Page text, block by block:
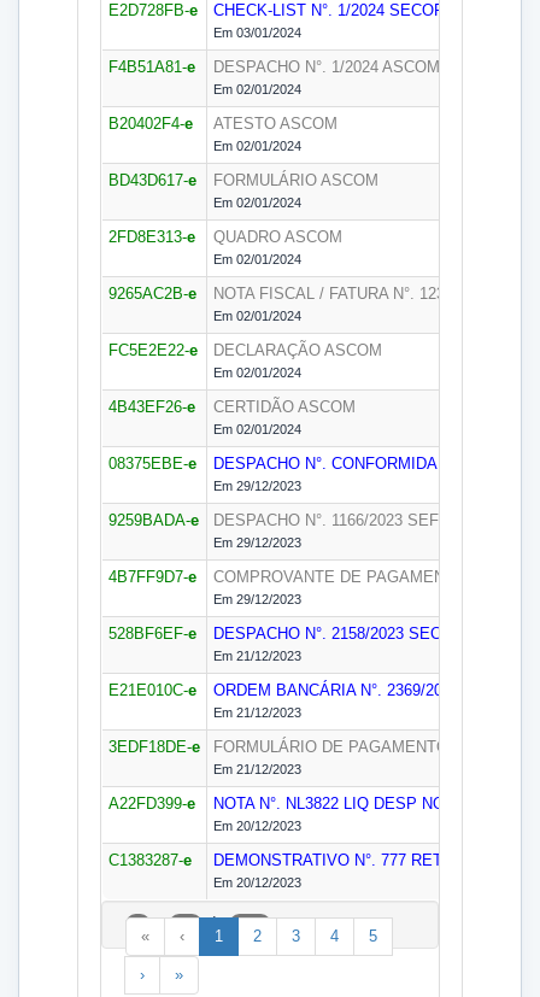
E2D728FB-e CHECK-LIST N°. 1/2024 SECOF
Em 03/01/2024
F4B51A81-e DESPACHO N°. 1/2024 ASCOM
Em 02/01/2024
B20402F4-e ATESTO ASCOM
Em 02/01/2024
BD43D617-e FORMULÁRIO ASCOM
Em 02/01/2024
2FD8E313-e QUADRO ASCOM
Em 02/01/2024
9265AC2B-e NOTA FISCAL / FATURA N°. 1237/2024
Em 02/01/2024
FC5E2E22-e DECLARAÇÃO ASCOM
Em 02/01/2024
4B43EF26-e CERTIDÃO ASCOM
Em 02/01/2024
08375EBE-e DESPACHO N°. CONFORMIDADE
Em 29/12/2023
9259BADA-e DESPACHO N°. 1166/2023 SEFIN
Em 29/12/2023
4B7FF9D7-e COMPROVANTE DE PAGAMENTO N°.
Em 29/12/2023
528BF6EF-e DESPACHO N°. 2158/2023 SECOF
Em 21/12/2023
E21E010C-e ORDEM BANCÁRIA N°. 2369/2023
Em 21/12/2023
3EDF18DE-e FORMULÁRIO DE PAGAMENTO N°. 2369/
Em 21/12/2023
A22FD399-e NOTA N°. NL3822 LIQ DESP NOVEMBRO/
Em 20/12/2023
C1383287-e DEMONSTRATIVO N°. 777 RETENÇÃO DE
Em 20/12/2023
1 a 25 de 307
« ‹ 1 2 3 4 5
› »